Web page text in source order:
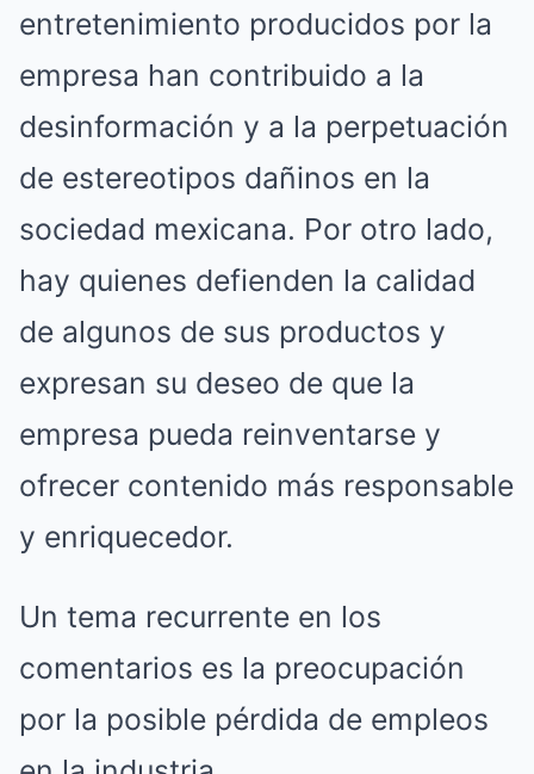
entretenimiento producidos por la
empresa han contribuido a la
desinformación y a la perpetuación
de estereotipos dañinos en la
sociedad mexicana. Por otro lado,
hay quienes defienden la calidad
de algunos de sus productos y
expresan su deseo de que la
empresa pueda reinventarse y
ofrecer contenido más responsable
y enriquecedor.
Un tema recurrente en los
comentarios es la preocupación
por la posible pérdida de empleos